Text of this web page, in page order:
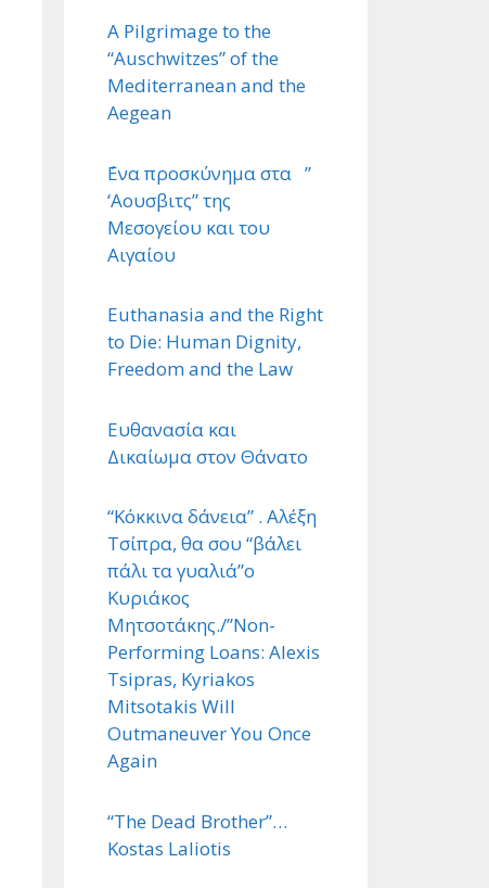
A Pilgrimage to the
“Auschwitzes” of the
Mediterranean and the
Aegean
΄Ενα προσκύνημα στα ”
‘Αουσβιτς” της
Μεσογείου και του
Αιγαίου
Euthanasia and the Right
to Die: Human Dignity,
Freedom and the Law
Ευθανασία και
Δικαίωμα στον Θάνατο
“Κόκκινα δάνεια” . Αλέξη
Τσίπρα, θα σου “βάλει
πάλι τα γυαλιά”ο
Κυριάκος
Μητσοτάκης./”Non-
Performing Loans: Alexis
Tsipras, Kyriakos
Mitsotakis Will
Outmaneuver You Once
Again
“The Dead Brother”…
Kostas Laliotis